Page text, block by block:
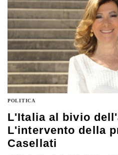
POLITICA
L'Italia al bivio
L'intervento della
Casellati